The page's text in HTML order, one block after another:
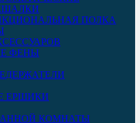
ПОЛКА
ФЕНЫ
ЕРШИКИ